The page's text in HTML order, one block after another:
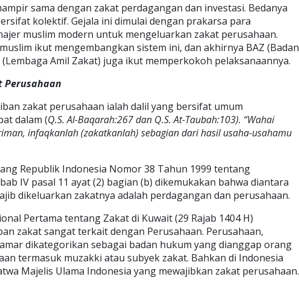
sama dengan zakat perdagangan dan investasi. Bedanya
kolektif. Gejala ini dimulai dengan prakarsa para
muslim modern untuk mengeluarkan zakat perusahaan.
ikut mengembangkan sistem ini, dan akhirnya BAZ (Badan
(Lembaga Amil Zakat) juga ikut memperkokoh pelaksanaannya.
Perusahaan
zakat perusahaan ialah dalil yang bersifat umum
dalam (Q.S. Al-Baqarah:267 dan Q.S. At-Taubah:103). “Wahai
infaqkanlah (zakatkanlah) sebagian dari hasil usaha-usahamu
Republik Indonesia Nomor 38 Tahun 1999 tentang
IV pasal 11 ayat (2) bagian (b) dikemukakan bahwa diantara
dikeluarkan zakatnya adalah perdagangan dan perusahaan.
Pertama tentang Zakat di Kuwait (29 Rajab 1404 H)
zakat sangat terkait dengan Perusahaan. Perusahaan,
dikategorikan sebagai badan hukum yang dianggap orang
termasuk muzakki atau subyek zakat. Bahkan di Indonesia
Majelis Ulama Indonesia yang mewajibkan zakat perusahaan.